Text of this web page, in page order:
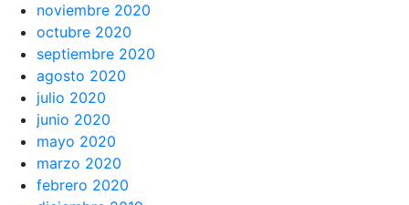
noviembre 2020
octubre 2020
septiembre 2020
agosto 2020
julio 2020
junio 2020
mayo 2020
marzo 2020
febrero 2020